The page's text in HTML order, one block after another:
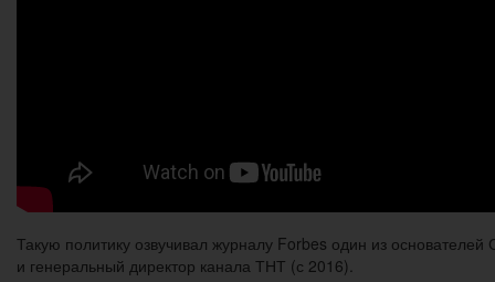
Такую политику озвучивал журналу Forbes один из
и генеральный директор канала ТНТ (с 2016).